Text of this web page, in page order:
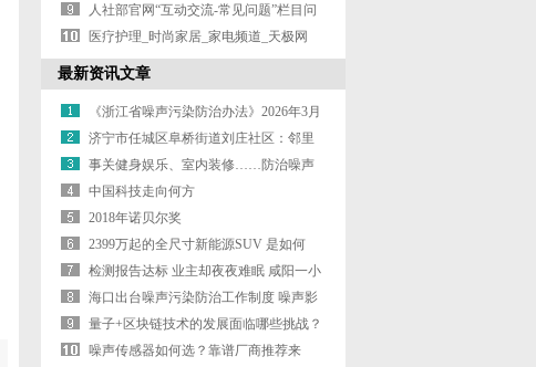
人社部官网“互动交流-常见问题”栏目问
答
医疗护理_时尚家居_家电频道_天极网
最新资讯文章
《浙江省噪声污染防治办法》2026年3月
济宁市任城区阜桥街道刘庄社区：邻里
噪音起
事关健身娱乐、室内装修……防治噪声
污染浙
中国科技走向何方
2018年诺贝尔奖
2399万起的全尺寸新能源SUV 是如何
检测报告达标 业主却夜夜难眠 咸阳一小
区
海口出台噪声污染防治工作制度 噪声影
响将
量子+区块链技术的发展面临哪些挑战？
噪声传感器如何选？靠谱厂商推荐来